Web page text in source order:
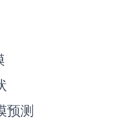
预测